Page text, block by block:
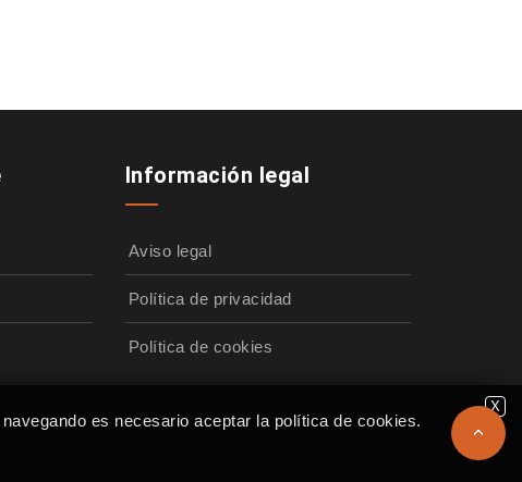
Información legal
Aviso legal
Política de privacidad
Política de cookies
X
es necesario aceptar la política de cookies.